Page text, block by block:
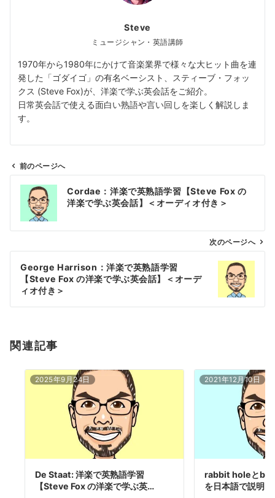
Steve
ミュージシャン・英語講師
1970年から1980年にかけて音楽業界で様々な大ヒット曲を連
発した「ゴダイゴ」の有名ベーシスト、スティーブ・フォッ
クス (Steve Fox)が、洋楽で学ぶ英会話をご紹介。
日常英会話で使える面白い熟語や言い回しを楽しく解説しま
す。
ン
前のページへ
Cordae：洋楽で英熟語学習【Steve Fox の
洋楽で学ぶ英会話】＜オーディオ付き＞
次のページへ
George Harrison：洋楽で英熟語学習
【Steve Fox の洋楽で学ぶ英会話】＜オーデ
ィオ付き＞
関連記事
2025年9月24日
De Staat: 洋楽で英熟語学習
【Steve Fox の洋楽で学ぶ英…
2021年12月10日
rabbit holeとbe
を日本語で説明